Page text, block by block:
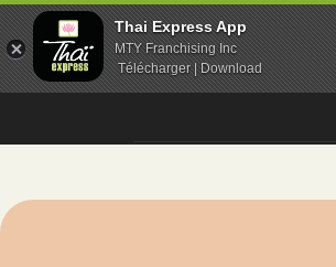
Thai Express App
MTY Franchising Inc
Télécharger | Download